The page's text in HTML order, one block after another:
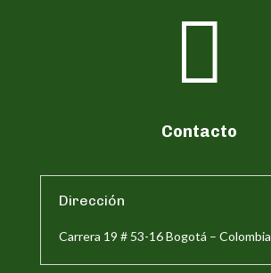

Contacto
Dirección
Carrera 19 # 53-16 Bogotá – Colombia